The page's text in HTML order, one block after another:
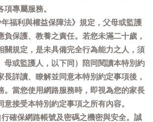
專屬服務。
福利與權益保障法》規定，父母或監護
負保護、教養之責任。若您未滿二十歲，
關規定，是未具備完全行為能力之人，須
母或監護人，以下同）陪同閱讀本特別約
長詳讀、瞭解並同意本特別約定事項後，
。當您使用網路服務時，即視為您的家長
意接受本特別約定事項之所有內容。
確保網路帳號及密碼之機密與安全。誠